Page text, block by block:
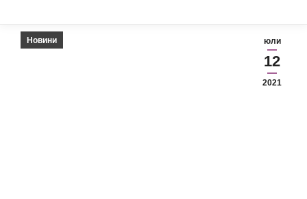
юли
12
2021
Новини